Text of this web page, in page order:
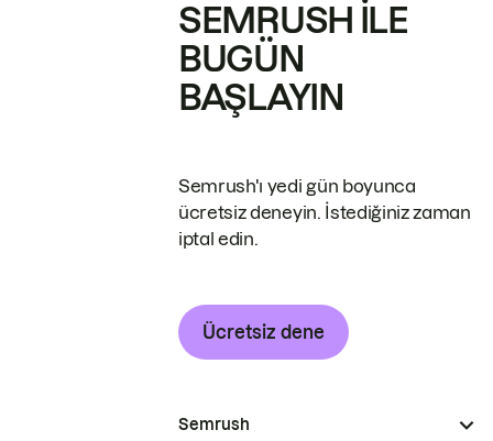
SEMRUSH ILE
BUGÜN
BAŞLAYIN
Semrush'ı yedi gün boyunca
ücretsiz deneyin. İstediğiniz zaman
iptal edin.
Ücretsiz dene
Semrush